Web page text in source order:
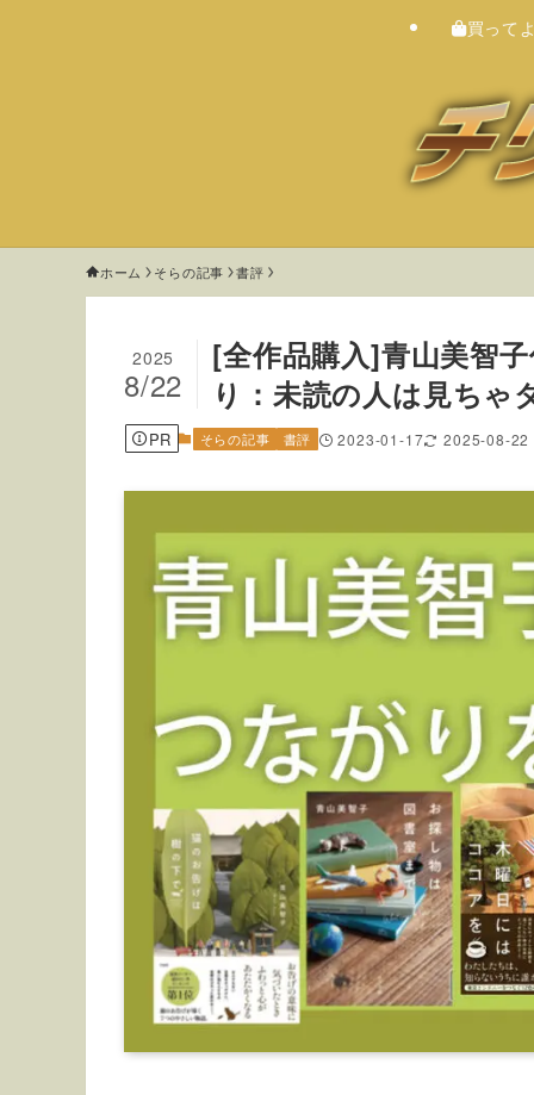
買って
ホーム そらの記事 書評
[全作品購入]青山美智
り：未読の人は見ちゃ
2025
8/22
PR そらの記事 書評 2023-01-17 2025-08-22